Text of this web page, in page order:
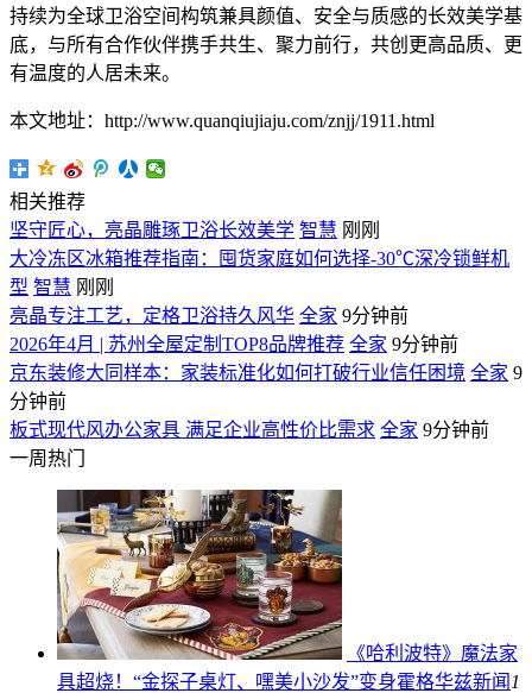
持续为全球卫浴空间构筑兼具颜值、安全与质感的长效美学基
底，与所有合作伙伴携手共生、聚力前行，共创更高品质、更
有温度的人居未来。
本文地址：http://www.quanqiujiaju.com/znjj/1911.html
相关推荐
坚守匠心，亮晶雕琢卫浴长效美学 智慧 刚刚
大冷冻区冰箱推荐指南：囤货家庭如何选择-30℃深冷锁鲜机
型 智慧 刚刚
亮晶专注工艺，定格卫浴持久风华 全家 9分钟前
2026年4月 | 苏州全屋定制TOP8品牌推荐 全家 9分钟前
京东装修大同样本：家装标准化如何打破行业信任困境 全家 9
分钟前
板式现代风办公家具 满足企业高性价比需求 全家 9分钟前
一周热门
《哈利波特》魔法家
具超烧！“金探子桌灯、嘿美小沙发”变身霍格华兹新闻1